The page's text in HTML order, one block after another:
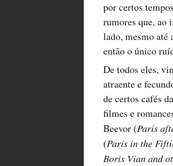
por certos
rumores que, ao
lado, mesmo até
então o único
De todos eles,
atraente e
de certos cafés
filmes e
Beevor (Paris
(Paris in the
Boris Vian and